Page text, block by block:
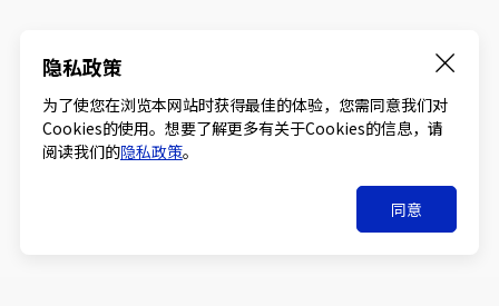
点击进行购买咨询
隐私政策
为了使您在浏览本网站时获得最佳的体验，您需同意我们对
Cookies的使用。想要了解更多有关于Cookies的信息，请
阅读我们的隐私政策。
同意